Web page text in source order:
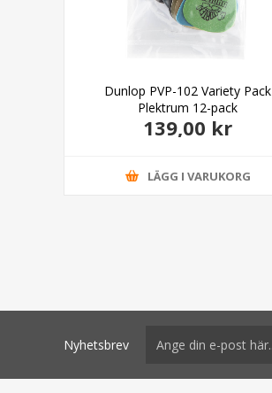
Dunlop PVP-102 Variety Pack
Plektrum 12-pack
139,00 kr
LÄGG I VARUKORG
Nyhetsbrev